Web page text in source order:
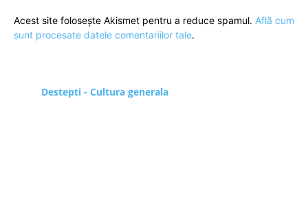
Acest site folosește Akismet pentru a reduce spamul. Află cum
sunt procesate datele comentariilor tale.
Destepti - Cultura generala